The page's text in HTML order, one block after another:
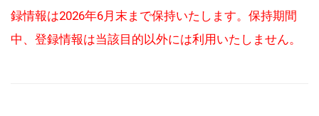
録情報は2026年6月末まで保持いたします。保持期間
中、登録情報は当該目的以外には利用いたしません。